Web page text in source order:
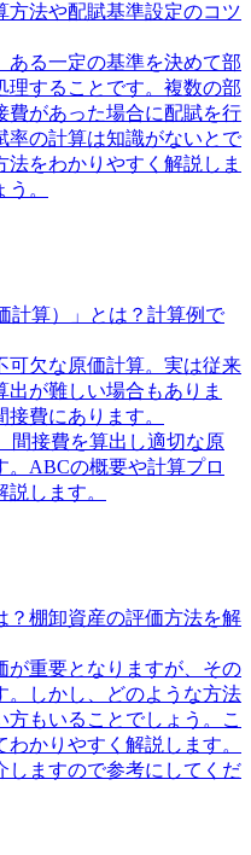
方法や配賦基準設定のコツ
ある一定の基準を決めて部
理することです。複数の部
費があった場合に配賦を行
率の計算は知識がないとで
をわかりやすく解説しま
。
計算）」とは？計算例で
可欠な原価計算。実は従来
が難しい場合もありま
費にあります。
間接費を算出し適切な原
。ABCの概要や計算プロ
します。
？棚卸資産の評価方法を解
が重要となりますが、その
。しかし、どのような方法
もいることでしょう。こ
かりやすく解説します。
しますので参考にしてくだ